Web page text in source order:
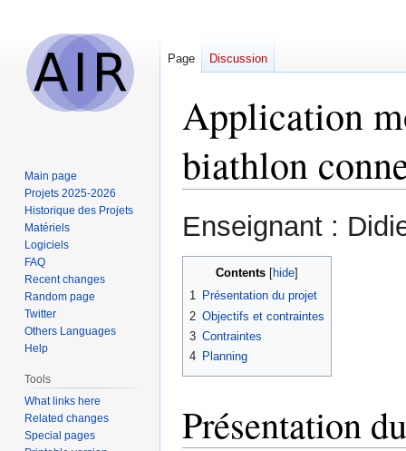
Application
biathlon
Jump
to
navigation
Jump
to
search
Enseignant :
Contents
1 Présentation du projet
2 Objectifs et contraintes
3 Contraintes
4 Planning
Présentation
Page Discussion
Main page
Projets 2025-2026
Historique des Projets
Matériels
Logiciels
FAQ
Recent changes
Random page
Twitter
Others Languages
Help
Tools
What links here
Related changes
Special pages